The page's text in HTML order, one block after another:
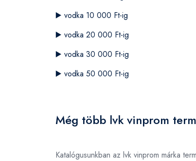
▶️ vodka 10 000 Ft-ig
▶️ vodka 20 000 Ft-ig
▶️ vodka 30 000 Ft-ig
▶️ vodka 50 000 Ft-ig
Még több lvk vinprom
Katalógusunkban az lvk vinprom márka